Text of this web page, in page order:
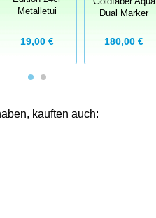
Metalletui
19,00 €
Dual Marker
180,00 €
kauften auch: